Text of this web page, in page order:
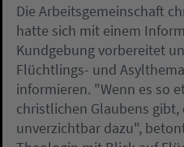
Die Arbeitsgemeinschaft
hatte sich mit einem
Kundgebung vorbereitet
Flüchtlings- und
informieren. "Wenn es so
christlichen Glaubens
unverzichtbar dazu",